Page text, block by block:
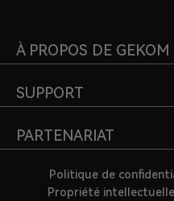
À PROPOS DE GEKOM
SUPPORT
PARTENARIAT
Politique de
Propriété intellectuelle